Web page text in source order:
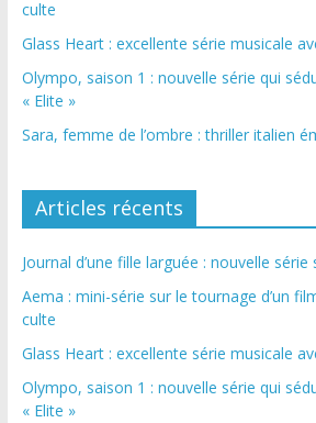
culte
Glass Heart : excellente série musicale
Olympo, saison 1 : nouvelle série qui
« Elite »
Sara, femme de l’ombre : thriller italien
Articles récents
Journal d’une fille larguée : nouvelle
Aema : mini-série sur le tournage d’un
culte
Glass Heart : excellente série musicale
Olympo, saison 1 : nouvelle série qui
« Elite »